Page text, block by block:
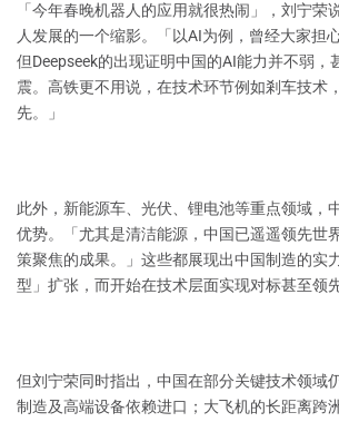
「今年春晚机器人的应用就很热闹」，刘宁荣
人发展的一个缩影。「以AI为例，曾经大家担
但Deepseek的出现证明中国的AI能力并不弱，
震。高铁更不用说，在技术环节例如剎车技术
先。」
此外，新能源车、光伏、锂电池等重点领域，
优势。「尤其是清洁能源，中国已遥遥领先世
策聚焦的成果。」这些都展现出中国制造的实
型」扩张，而开始在技术层面实现对标甚至领先
但刘宁荣同时指出，中国在部分关键技术领域
制造及高端设备依赖进口；大飞机的长距离跨